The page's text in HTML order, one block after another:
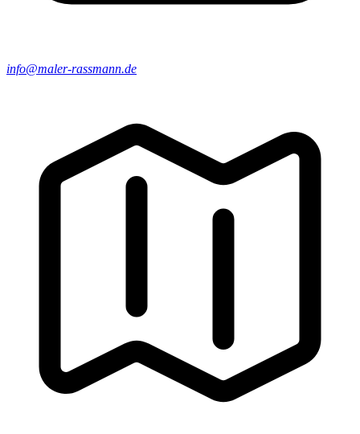
info@maler-rassmann.de